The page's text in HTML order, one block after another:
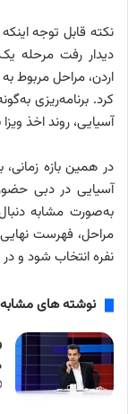
نکته قابل توجه
دیدار رفت مرحله
اردن، مراحل مربوط
کرد. برنامه‌ریزی
آسیایی، روند اخذ
در همین بازه زمانی،
آسیایی در دبی حضور
به‌صورت مشابه
نفره انتخاب شود و
نوشته های مشابه